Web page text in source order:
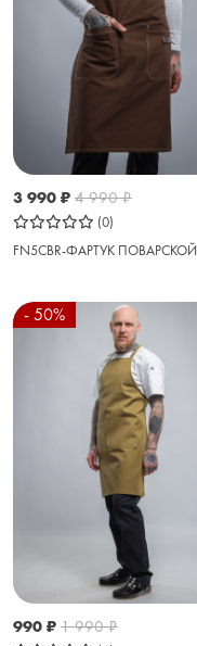
3 990 ₽ 4 990₽
(0)
FN5CBR-ФАРТУК ПОВАРСКОЙ
- 50%
990 ₽ 1 990₽